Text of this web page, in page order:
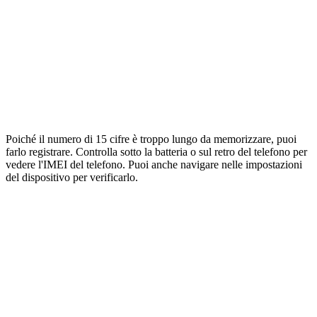
Poiché il numero di 15 cifre è troppo lungo da memorizzare, puoi
farlo registrare. Controlla sotto la batteria o sul retro del telefono per
vedere l'IMEI del telefono. Puoi anche navigare nelle impostazioni
del dispositivo per verificarlo.